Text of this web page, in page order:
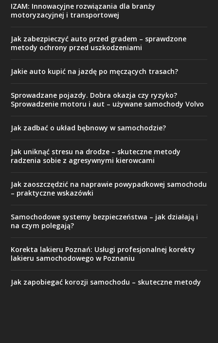
IZAM: Innowacyjne rozwiązania dla branży
motoryzacyjnej i transportowej
Jak zabezpieczyć auto przed gradem – sprawdzone
metody ochrony przed uszkodzeniami
Jakie auto kupić na jazdę po męczących trasach?
Sprowadzane pojazdy. Dobra okazja czy ryzyko?
Sprowadzenie motoru i aut – używane samochody Volvo
Jak zadbać o układ bębnowy w samochodzie?
Jak uniknąć stresu na drodze – skuteczne metody
radzenia sobie z agresywnymi kierowcami
Jak zaoszczędzić na naprawie powypadkowej samochodu
– praktyczne wskazówki
Samochodowe systemy bezpieczeństwa – jak działają i
na czym polegają?
Korekta lakieru Poznań: Usługi profesjonalnej korekty
lakieru samochodowego w Poznaniu
Jak zapobiegać korozji samochodu – skuteczne metody